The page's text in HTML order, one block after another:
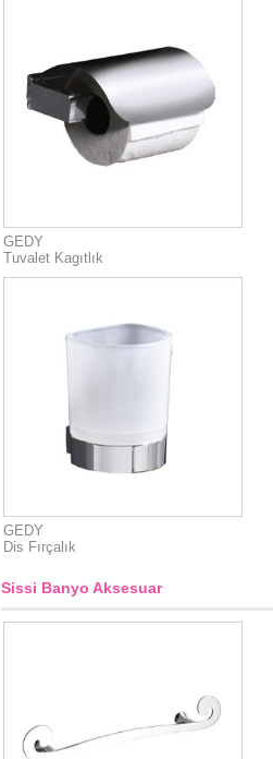
GEDY
Tuvalet Kagıtlık
GEDY
Dis Fırçalık
Sissi Banyo Aksesuar